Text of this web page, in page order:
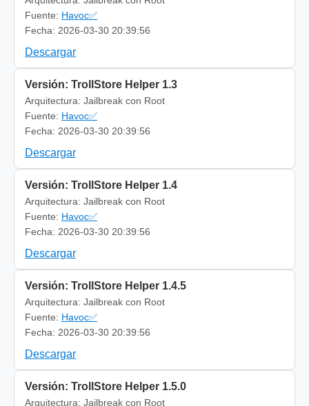
Fuente: Havoc✅
Fecha: 2026-03-30 20:39:56
Descargar
Versión: TrollStore Helper 1.3
Arquitectura: Jailbreak con Root
Fuente: Havoc✅
Fecha: 2026-03-30 20:39:56
Descargar
Versión: TrollStore Helper 1.4
Arquitectura: Jailbreak con Root
Fuente: Havoc✅
Fecha: 2026-03-30 20:39:56
Descargar
Versión: TrollStore Helper 1.4.5
Arquitectura: Jailbreak con Root
Fuente: Havoc✅
Fecha: 2026-03-30 20:39:56
Descargar
Versión: TrollStore Helper 1.5.0
Arquitectura: Jailbreak con Root